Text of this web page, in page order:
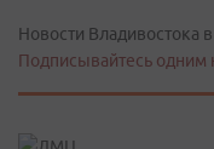
Новости Владивостока
Подписывайтесь одним